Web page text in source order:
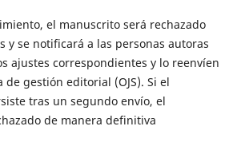
el manuscrito será rechazado
y se notificará a las personas autoras
ajustes correspondientes y lo reenvíen
gestión editorial (OJS). Si el
tras un segundo envío, el
de manera definitiva